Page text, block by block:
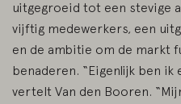
uitgegroeid tot een stevige
vijftig medewerkers, een
en de ambitie om de markt
benaderen. “Eigenlijk ben
vertelt Van den Booren.